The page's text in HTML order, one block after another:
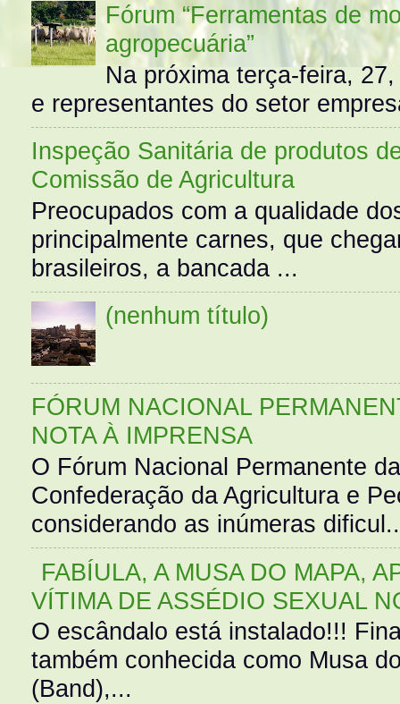
Fórum “Ferramentas de
agropecuária”
Na próxima terça-feira,
e representantes do setor
Inspeção Sanitária de produtos
Comissão de Agricultura
Preocupados com a qualidade
principalmente carnes, que
brasileiros, a bancada ...
(nenhum título)
FÓRUM NACIONAL
NOTA À IMPRENSA
O Fórum Nacional Permanente
Confederação da Agricultura e
considerando as inúmeras
FABÍULA, A MUSA DO MAPA,
VÍTIMA DE ASSÉDIO SEXUAL
O escândalo está instalado!!!
também conhecida como Musa
(Band),...